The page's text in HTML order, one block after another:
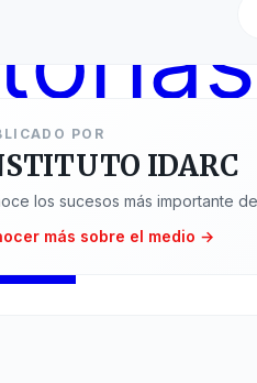
POR
IDARC
los sucesos más importante
más sobre el medio →